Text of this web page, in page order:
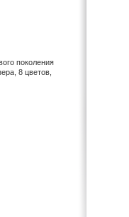
поколения
8 цветов,